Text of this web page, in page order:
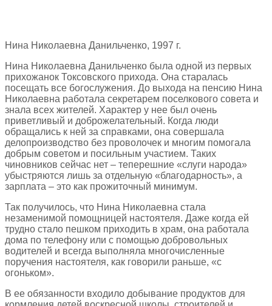
Нина Николаевна Данильченко, 1997 г.
Нина Николаевна Данильченко была одной из первых
прихожанок Токсовского прихода. Она старалась
посещать все богослужения. До выхода на пенсию Нина
Николаевна работала секретарем поселкового совета и
знала всех жителей. Характер у нее был очень
приветливый и доброжелательный. Когда люди
обращались к ней за справками, она совершала
делопроизводство без проволочек и многим помогала
добрым советом и посильным участием. Таких
чиновников сейчас нет – теперешние «слуги народа»
убыстряются лишь за отдельную «благодарность», а
зарплата – это как прожиточный минимум.
Так получилось, что Нина Николаевна стала
незаменимой помощницей настоятеля. Даже когда ей
трудно стало пешком приходить в храм, она работала
дома по телефону или с помощью добровольных
водителей и всегда выполняла многочисленные
поручения настоятеля, как говорили раньше, «с
огоньком».
В ее обязанности входило добывание продуктов для